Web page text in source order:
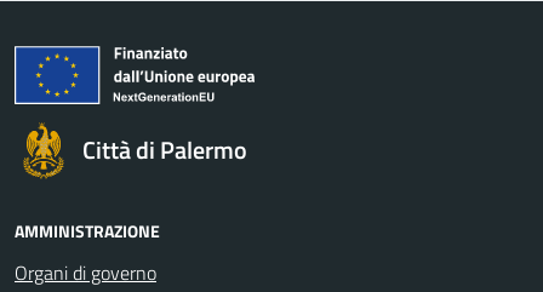
Città di Palermo
AMMINISTRAZIONE
Organi di governo